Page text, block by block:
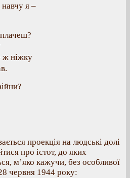
я –
ж ніжку
проекція на людські долі
про істот, до яких
м’яко кажучи, без особливої
червня 1944 року: